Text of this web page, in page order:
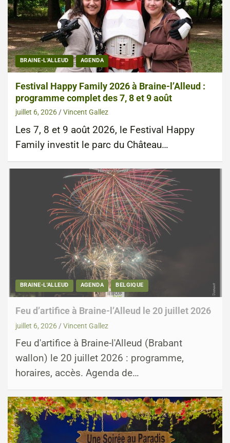
BRAINE-L'ALLEUD AGENDA
Festival Happy Family 2026 à Braine-l’Alleud :
programme complet des 7, 8 et 9 août
juillet 6, 2026 Vincent Gallez
Les 7, 8 et 9 août 2026, le Festival Happy
Family investit le parc du Château…
BRAINE-L'ALLEUD AGENDA BELGIQUE
Feu d’artifice à Braine-l’Alleud le 20 juillet 2026
juillet 6, 2026 Vincent Gallez
Feu d'artifice à Braine-l'Alleud (Brabant
wallon) le 20 juillet 2026 : programme,
horaires, accès. Agenda de…